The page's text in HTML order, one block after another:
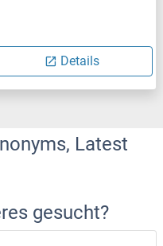
Details
Latest
gesucht?